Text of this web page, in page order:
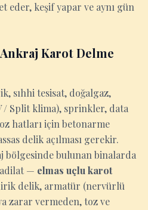
eder, keşif yapar ve aynı gün
Karot Delme
sıhhi tesisat, doğalgaz,
/ Split klima), sprinkler, data
hatları için betonarme
delik açılması gerekir.
bölgesinde bulunan binalarda
— elmas uçlu karot
delik, armatür (nervürlü
zarar vermeden, toz ve